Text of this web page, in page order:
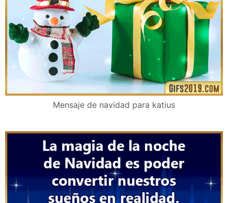
Mensaje de navidad para katius